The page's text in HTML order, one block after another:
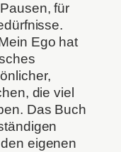
für
Ego hat
die viel
Das Buch
eigenen